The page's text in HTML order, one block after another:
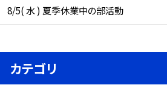
8/5( 水 ) 夏季休業中の部活動
カテゴリ